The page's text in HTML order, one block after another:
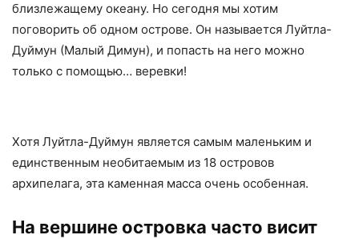
близлежащему океану. Но сегодня мы хотим
поговорить об одном острове. Он называется Луйтла-
Дуймун (Малый Димун), и попасть на него можно
только с помощью… веревки!
Хотя Луйтла-Дуймун является самым маленьким и
единственным необитаемым из 18 островов
архипелага, эта каменная масса очень особенная.
На вершине островка часто висит